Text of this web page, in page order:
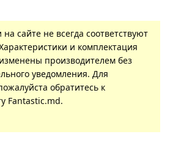
сайте не всегда соответствуют
и комплектация
производителем без
уведомления. Для
обратитесь к
Fantastic.md.